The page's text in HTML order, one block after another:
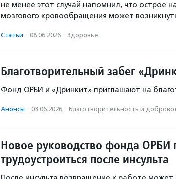
не менее этот случай напомнил, что острое
мозгового кровообращения может
Статьи · 08.06.2026 · Здоровье
Благотворительный забег
Фонд ОРБИ и «Дринкит» приглашают на
Анонсы · 03.06.2026 · Благотвори­тель­ность и
Новое руководство фонда ОРБИ
трудоустроиться после инсульта